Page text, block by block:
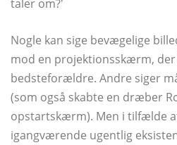
taler om?'
Nogle kan sige bevægelige
mod en projektionsskærm, der
bedsteforældre. Andre siger
(som også skabte en dræber
opstartskærm). Men i tilfælde
igangværende ugentlig